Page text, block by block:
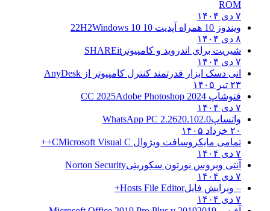
ROM
۷ دی ۱۴۰۴
ویندوز 10 همراه آپدیت 10 22H2
Windows 10
۸ دی ۱۴۰۴
شیریت برای اندروید و کامپیوتر SHAREit
۷ دی ۱۴۰۴
انی دسک ابزار قدرتمند کنترل کامپیوتر از AnyDesk
۲۳ تیر ۱۴۰۵
فتوشاپ CC 2025 Adobe Photoshop 2024
۷ دی ۱۴۰۴
واتساپWhatsApp PC 2.2620.102.0
۲۰ خرداد ۱۴۰۵
تمامی مایکروسافت ویژوال C Microsoft Visual C++
۷ دی ۱۴۰۴
آنتی ویروس نورتون سکوریتیNorton Security
۷ دی ۱۴۰۴
– ویرایش فایلHosts File Editor+
۷ دی ۱۴۰۴